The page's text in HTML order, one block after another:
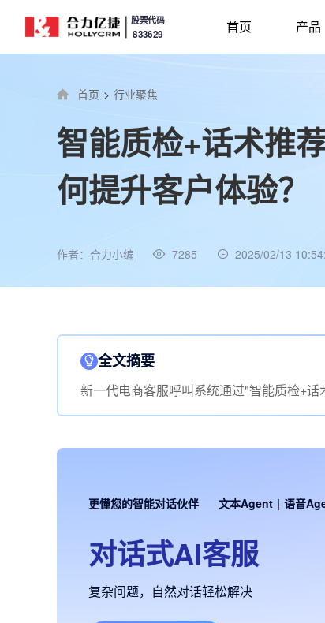
股票代码
833629 首页 产品
首页 > 行业聚焦
智能质检+话术推
何提升客户体验？
作者：合力小编 7285 2025/02/13
全文摘要
新一代电商客服呼叫系统通过"智能质检+话
更懂您的智能对话伙伴 文本Agent | 语音
对话式AI客服
复杂问题，自然对话轻松解决